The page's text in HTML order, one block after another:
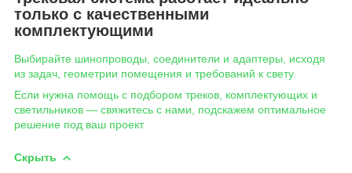
только с качественными
комплектующими
Выбирайте шинопроводы, соединители и адаптеры, исходя
из задач, геометрии помещения и требований к свету.
Если нужна помощь с подбором треков, комплектующих и
светильников — свяжитесь с нами, подскажем оптимальное
решение под ваш проект.
Скрыть